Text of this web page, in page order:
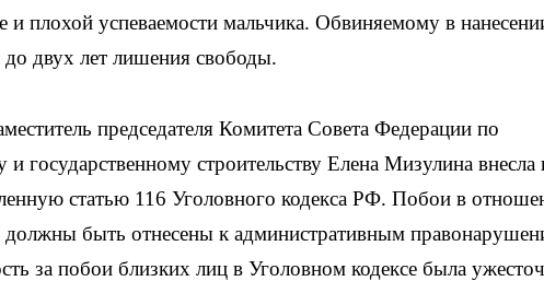
и плохой успеваемости мальчика. Обвиняемому в
двух лет лишения свободы.
председателя Комитета Совета Федерации по
и государственному строительству Елена Мизулина внесла
статью 116 Уголовного кодекса РФ. Побои в
должны быть отнесены к административным
за побои близких лиц в Уголовном кодексе была